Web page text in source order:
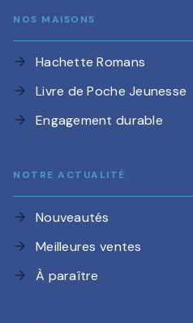
NOS MAISONS
arrow_forward Hachette Romans
arrow_forward Livre de Poche Jeunesse
arrow_forward Engagement durable
NOTRE ACTUALITÉ
arrow_forward Nouveautés
arrow_forward Meilleures ventes
arrow_forward À paraître